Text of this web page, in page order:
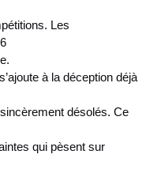
Les
à la déception déjà
désolés. Ce
qui pèsent sur